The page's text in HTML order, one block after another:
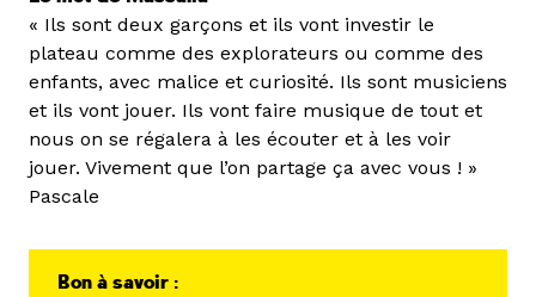
« Ils sont deux garçons et ils vont investir le
plateau comme des explorateurs ou comme des
enfants, avec malice et curiosité. Ils sont musiciens
et ils vont jouer. Ils vont faire musique de tout et
nous on se régalera à les écouter et à les voir
jouer. Vivement que l’on partage ça avec vous ! »
Pascale
Bon à savoir :